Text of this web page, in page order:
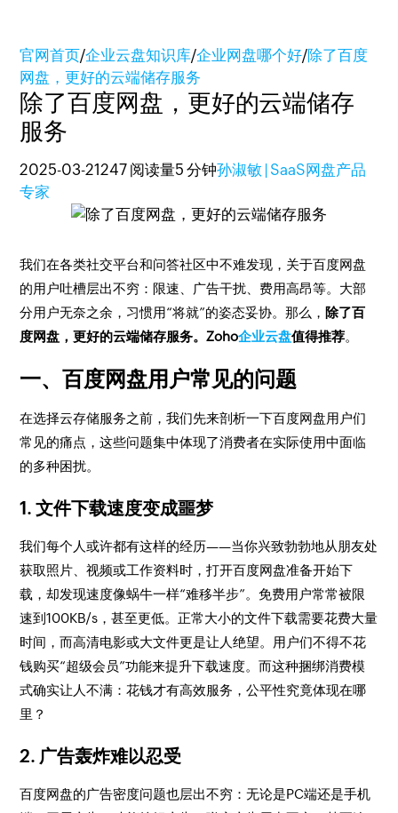
官网首页/企业云盘知识库/企业网盘哪个好/除了百度
网盘，更好的云端储存服务
除了百度网盘，更好的云端储存
服务
2025-03-21247 阅读量5 分钟孙淑敏 | SaaS网盘产品
专家
我们在各类社交平台和问答社区中不难发现，关于百度网盘
的用户吐槽层出不穷：限速、广告干扰、费用高昂等。大部
分用户无奈之余，习惯用“将就”的姿态妥协。那么， 除了百
度网盘，更好的云端储存服务。Zoho企业云盘值得推荐。
一、百度网盘用户常见的问题
在选择云存储服务之前，我们先来剖析一下百度网盘用户们
常见的痛点，这些问题集中体现了消费者在实际使用中面临
的多种困扰。
1. 文件下载速度变成噩梦
我们每个人或许都有这样的经历——当你兴致勃勃地从朋友处
获取照片、视频或工作资料时，打开百度网盘准备开始下
载，却发现速度像蜗牛一样“难移半步”。免费用户常常被限
速到100KB/s，甚至更低。正常大小的文件下载需要花费大量
时间，而高清电影或大文件更是让人绝望。用户们不得不花
钱购买“超级会员”功能来提升下载速度。而这种捆绑消费模
式确实让人不满：花钱才有高效服务，公平性究竟体现在哪
里？
2. 广告轰炸难以忍受
百度网盘的广告密度问题也层出不穷：无论是PC端还是手机